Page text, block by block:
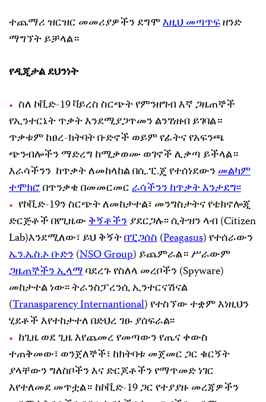
ተጨማሪ ዝርዝር መመሪያዎችን ደግሞእዚህ መጣጥፍዘንድ
ማግኘት ይቻላል።
የዲጂታል ደህንነት
ስለ ኮቪድ-19 ቫይረስ ስርጭት የምንዘግብ እኛ ጋዜጠኞች
የኢንተርኔት ጥቃት እንደሚያጋጥመን ልንገነዘብ ይገባል።
ጥቃቱም ከፀረ-ክትባት ቡድኖች ወይም የፊትና የአፍንጫ
ጭንብሎችን ማድረግ ከሚቃወሙ ወገኖች ሊቃጣ ይችላል።
እራሳችንን ከጥቃት ለመከላከል በሲ.ፒ.ጄ የተሰነደውንመልካም
ተሞክሮበጥንቃቄ በመመርመርራሳችንን ከጥቃት እንታደግ፡፡
የኮቪድ-19ን ስርጭት ለመከታተል፣ መንግስታትና የቴክኖሎጂ
ድርጅቶች በየጊዜውቅኝቶችንያደርጋሉ፡፡ ሲትዝን ላብ (Citizen
Lab)እንደሚለው፣ ይህ ቅኝትበፒጋሰስ(Peagasus) የተሰራውን
ኤን.ኤስ.ኦ ቡድን(NSO Group) ይጨምራል። ሥራውም
ጋዜጠኞችን ኢላማባደረጉ የስለላ መረቦችን (Spyware)
መከታተል ነው፡፡ ትራንስፓረንሲ ኢንተርናሽናል
(Tranasparency Internantional) የተስኘው ተቋም እነዚህን
ሂደቶች እየተከታተለ በድህረ ገፁ ያሰፍራል፡፡
ከጊዜ ወደ ጊዜ እየጨመረ የመጣውን የጤና ቀውስ
ተጠቅመው፣ ወንጀለኞች፣ ከክትባቱ መጀመር ጋር ቁርኝት
ያላቸውን ግለስቦችን እና ድርጆቶችን የማጥመድ ነገር
እየተለመደ መጥቷል። ከኮቪድ-19 ጋር የተያያዙ መረጃዎችን